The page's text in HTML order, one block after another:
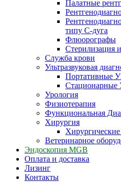
Палатные
типу С-дуга
Флюорографы
Стерилизация
Служба крови
Ультразвуковая
Портативные
Стационарные
Урология
Физиотерапия
Функциональная
Хирургия
Ветеринарное
Эндоскопия MGB
Оплата и доставка
Лизинг
Контакты